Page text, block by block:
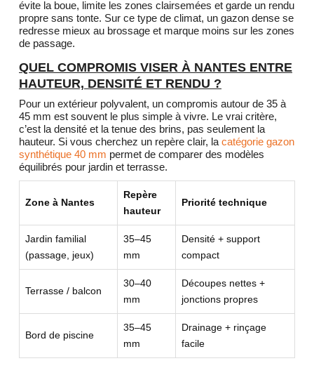
évite la boue, limite les zones clairsemées et garde un rendu
propre sans tonte. Sur ce type de climat, un gazon dense se
redresse mieux au brossage et marque moins sur les zones
de passage.
QUEL COMPROMIS VISER À NANTES ENTRE
HAUTEUR, DENSITÉ ET RENDU ?
Pour un extérieur polyvalent, un compromis autour de 35 à
45 mm est souvent le plus simple à vivre. Le vrai critère,
c’est la densité et la tenue des brins, pas seulement la
hauteur. Si vous cherchez un repère clair, la catégorie gazon
synthétique 40 mm permet de comparer des modèles
équilibrés pour jardin et terrasse.
Zone à Nantes
Repère
hauteur
Priorité technique
Jardin familial
(passage, jeux)
35–45
mm
Densité + support
compact
Terrasse / balcon
30–40
mm
Découpes nettes +
jonctions propres
Bord de piscine
35–45
mm
Drainage + rinçage
facile